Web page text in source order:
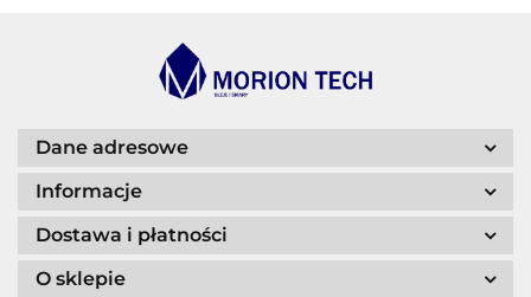
Dane adresowe
Informacje
Dostawa i płatności
O sklepie